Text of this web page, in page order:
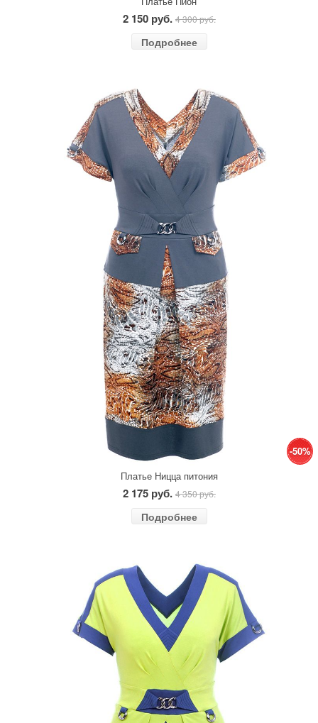
2 150 руб. 4 300 руб.
Подробнее
-50%
Платье Ницца питония
2 175 руб. 4 350 руб.
Подробнее